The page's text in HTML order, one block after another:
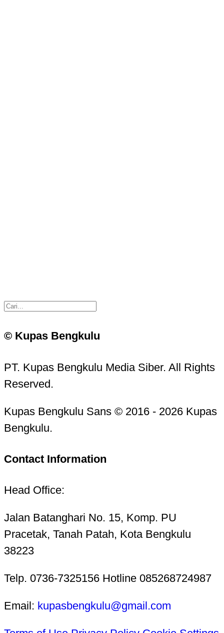
© Kupas Bengkulu
PT. Kupas Bengkulu Media Siber. All Rights
Reserved.
Kupas Bengkulu Sans © 2016 - 2026 Kupas
Bengkulu.
Contact Information
Head Office:
Jalan Batanghari No. 15, Komp. PU
Pracetak, Tanah Patah, Kota Bengkulu
38223
Telp. 0736-7325156 Hotline 085268724987
Email: kupasbengkulu@gmail.com